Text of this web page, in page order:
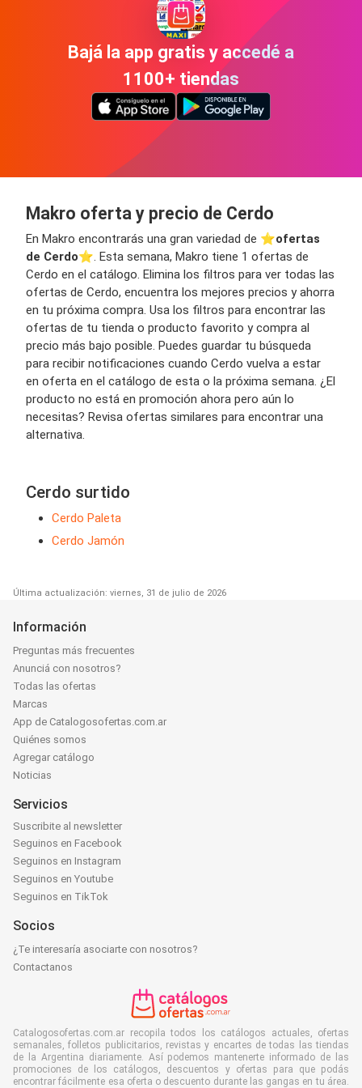
Bajá la app gratis y accedé a
1100+ tiendas
Makro oferta y precio de Cerdo
En Makro encontrarás una gran variedad de ⭐️ofertas
de Cerdo⭐️. Esta semana, Makro tiene 1 ofertas de
Cerdo en el catálogo. Elimina los filtros para ver todas las
ofertas de Cerdo, encuentra los mejores precios y ahorra
en tu próxima compra. Usa los filtros para encontrar las
ofertas de tu tienda o producto favorito y compra al
precio más bajo posible. Puedes guardar tu búsqueda
para recibir notificaciones cuando Cerdo vuelva a estar
en oferta en el catálogo de esta o la próxima semana. ¿El
producto no está en promoción ahora pero aún lo
necesitas? Revisa ofertas similares para encontrar una
alternativa.
Cerdo surtido
Cerdo Paleta
Cerdo Jamón
Última actualización: viernes, 31 de julio de 2026
Información
Preguntas más frecuentes
Anunciá con nosotros?
Todas las ofertas
Marcas
App de Catalogosofertas.com.ar
Quiénes somos
Agregar catálogo
Noticias
Servicios
Suscribite al newsletter
Seguinos en Facebook
Seguinos en Instagram
Seguinos en Youtube
Seguinos en TikTok
Socios
¿Te interesaría asociarte con nosotros?
Contactanos
Catalogosofertas.com.ar recopila todos los catálogos actuales, ofertas
semanales, folletos publicitarios, revistas y encartes de todas las tiendas
de la Argentina diariamente. Así podemos mantenerte informado de las
promociones de los catálogos, descuentos y ofertas para que podás
encontrar fácilmente esa oferta o descuento durante las gangas en tu área.